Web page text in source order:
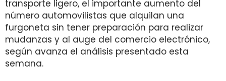
transporte ligero, el importante aumento del
número automovilistas que alquilan una
furgoneta sin tener preparación para realizar
mudanzas y al auge del comercio electrónico,
según avanza el análisis presentado esta
semana.